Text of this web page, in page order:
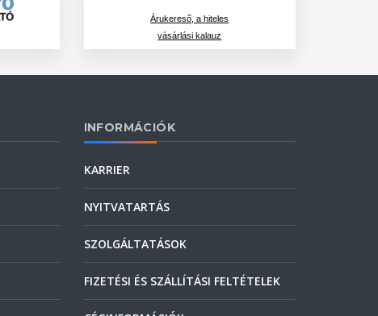
Árukereső, a hiteles
vásárlási kalauz
INFORMÁCIÓK
KARRIER
NYITVATARTÁS
SZOLGÁLTATÁSOK
FIZETÉSI ÉS SZÁLLÍTÁSI FELTÉTELEK